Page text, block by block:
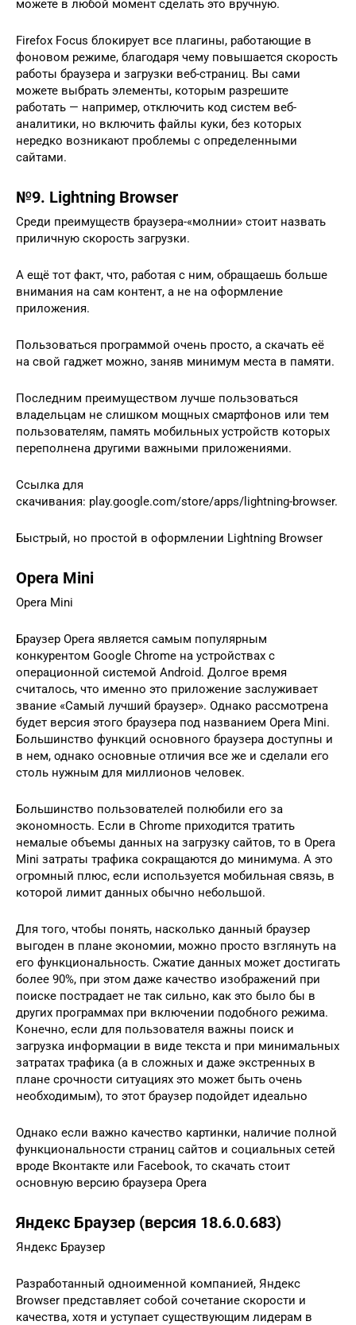
можете в любой момент сделать это вручную.
Firefox Focus блокирует все плагины, работающие в
фоновом режиме, благодаря чему повышается скорость
работы браузера и загрузки веб-страниц. Вы сами
можете выбрать элементы, которым разрешите
работать — например, отключить код систем веб-
аналитики, но включить файлы куки, без которых
нередко возникают проблемы с определенными
сайтами.
№9. Lightning Browser
Среди преимуществ браузера-«молнии» стоит назвать
приличную скорость загрузки.
А ещё тот факт, что, работая с ним, обращаешь больше
внимания на сам контент, а не на оформление
приложения.
Пользоваться программой очень просто, а скачать её
на свой гаджет можно, заняв минимум места в памяти.
Последним преимуществом лучше пользоваться
владельцам не слишком мощных смартфонов или тем
пользователям, память мобильных устройств которых
переполнена другими важными приложениями.
Ссылка для
скачивания: play.google.com/store/apps/lightning-browser.
Быстрый, но простой в оформлении Lightning Browser
Opera Mini
Opera Mini
Браузер Opera является самым популярным
конкурентом Google Chrome на устройствах с
операционной системой Android. Долгое время
считалось, что именно это приложение заслуживает
звание «Самый лучший браузер». Однако рассмотрена
будет версия этого браузера под названием Opera Mini.
Большинство функций основного браузера доступны и
в нем, однако основные отличия все же и сделали его
столь нужным для миллионов человек.
Большинство пользователей полюбили его за
экономность. Если в Chrome приходится тратить
немалые объемы данных на загрузку сайтов, то в Opera
Mini затраты трафика сокращаются до минимума. А это
огромный плюс, если используется мобильная связь, в
которой лимит данных обычно небольшой.
Для того, чтобы понять, насколько данный браузер
выгоден в плане экономии, можно просто взглянуть на
его функциональность. Сжатие данных может достигать
более 90%, при этом даже качество изображений при
поиске пострадает не так сильно, как это было бы в
других программах при включении подобного режима.
Конечно, если для пользователя важны поиск и
загрузка информации в виде текста и при минимальных
затратах трафика (а в сложных и даже экстренных в
плане срочности ситуациях это может быть очень
необходимым), то этот браузер подойдет идеально
Однако если важно качество картинки, наличие полной
функциональности страниц сайтов и социальных сетей
вроде Вконтакте или Facebook, то скачать стоит
основную версию браузера Opera
Яндекс Браузер (версия 18.6.0.683)
Яндекс Браузер
Разработанный одноименной компанией, Яндекс
Browser представляет собой сочетание скорости и
качества, хотя и уступает существующим лидерам в